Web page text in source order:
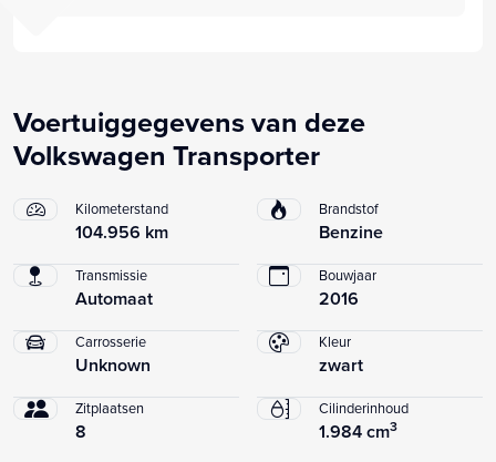
Voertuiggegevens van deze
Volkswagen Transporter
Kilometerstand
104.956 km
Brandstof
Benzine
Transmissie
Automaat
Bouwjaar
2016
Carrosserie
Unknown
Kleur
zwart
Zitplaatsen
8
Cilinderinhoud
1.984 cm3